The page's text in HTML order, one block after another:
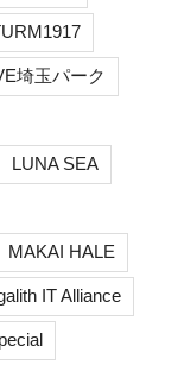
埼玉パーク
LUNA SEA
MAKAI HALE
IT Alliance